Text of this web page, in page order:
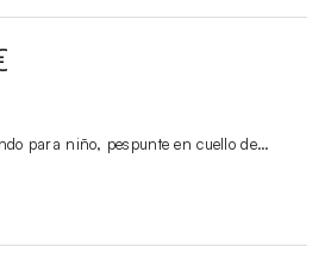
para niño, pespunte en cuello de…